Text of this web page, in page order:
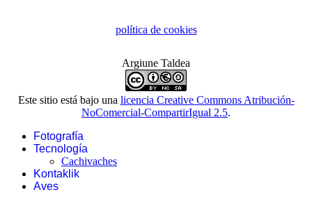
política de cookies
Argiune Taldea
Este sitio está bajo una licencia Creative Commons Atribución-
NoComercial-CompartirIgual 2.5.
Fotografía
Tecnología
Cachivaches
Kontaklik
Aves